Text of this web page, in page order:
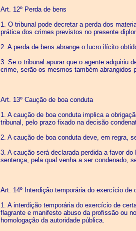
Art. 12º Perda de bens
1. O tribunal pode decretar a perda dos
prática dos crimes previstos no presente
2. A perda de bens abrange o lucro ilícito
3. Se o tribunal apurar que o agente adquiriu
crime, serão os mesmos também abrangidos
Art. 13º Caução de boa conduta
1. A caução de boa conduta implica a
tribunal, pelo prazo fixado na decisão
2. A caução de boa conduta deve, em regra,
3. A caução será declarada perdida a favor
sentença, pela qual venha a ser condenado,
Art. 14º Interdição temporária do exercício
1. A interdição temporária do exercício de
flagrante e manifesto abuso da profissão ou
homologação da autoridade pública.